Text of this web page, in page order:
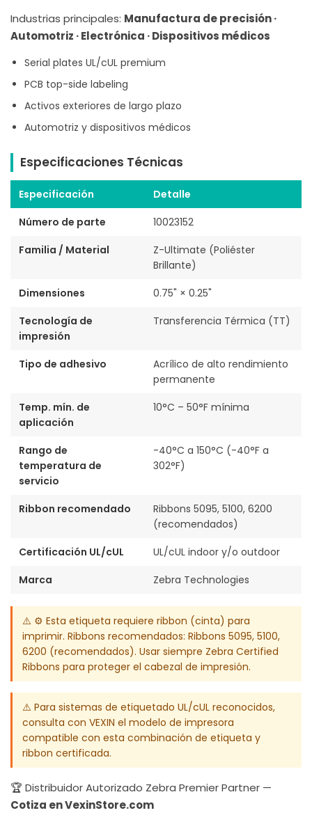
Industrias principales: Manufactura de precisión ·
Automotriz · Electrónica · Dispositivos médicos
Serial plates UL/cUL premium
PCB top-side labeling
Activos exteriores de largo plazo
Automotriz y dispositivos médicos
Especificaciones Técnicas
Especificación
Detalle
Número de parte
10023152
Familia / Material
Z-Ultimate (Poliéster
Brillante)
Dimensiones
0.75" × 0.25"
Tecnología de
impresión
Transferencia Térmica (TT)
Tipo de adhesivo
Acrílico de alto rendimiento
permanente
Temp. mín. de
aplicación
10°C – 50°F mínima
Rango de
temperatura de
servicio
-40°C a 150°C (-40°F a
302°F)
Ribbon recomendado
Ribbons 5095, 5100, 6200
(recomendados)
Certificación UL/cUL
UL/cUL indoor y/o outdoor
Marca
Zebra Technologies
⚠️ ⚙️ Esta etiqueta requiere ribbon (cinta) para
imprimir. Ribbons recomendados: Ribbons 5095, 5100,
6200 (recomendados). Usar siempre Zebra Certified
Ribbons para proteger el cabezal de impresión.
⚠️ Para sistemas de etiquetado UL/cUL reconocidos,
consulta con VEXIN el modelo de impresora
compatible con esta combinación de etiqueta y
ribbon certificada.
🏆 Distribuidor Autorizado Zebra Premier Partner —
Cotiza en VexinStore.com